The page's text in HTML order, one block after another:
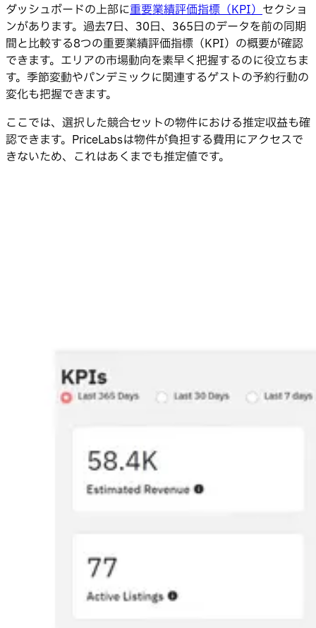
ダッシュボードの上部に重要業績評価指標（KPI） セクショ
ンがあります。過去7日、30日、365日のデータを前の同期
間と比較する8つの重要業績評価指標（KPI）の概要が確認
できます。エリアの市場動向を素早く把握するのに役立ちま
す。季節変動やパンデミックに関連するゲストの予約行動の
変化も把握できます。
ここでは、選択した競合セットの物件における推定収益も確
認できます。PriceLabsは物件が負担する費用にアクセスで
きないため、これはあくまでも推定値です。